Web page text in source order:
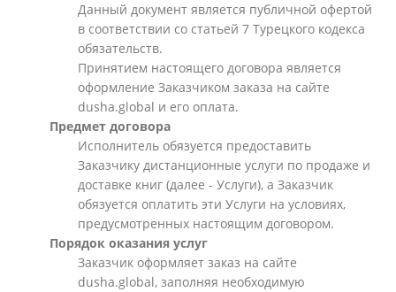
Данный документ является публичной офертой
в соответствии со статьей 7 Турецкого кодекса
обязательств.
Принятием настоящего договора является
оформление Заказчиком заказа на сайте
dusha.global и его оплата.
Предмет договора
Исполнитель обязуется предоставить
Заказчику дистанционные услуги по продаже и
доставке книг (далее - Услуги), а Заказчик
обязуется оплатить эти Услуги на условиях,
предусмотренных настоящим договором.
Порядок оказания услуг
Заказчик оформляет заказ на сайте
dusha.global, заполняя необходимую